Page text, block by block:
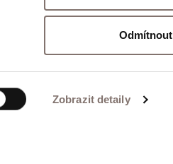
Zobrazit detaily
Odmítnout